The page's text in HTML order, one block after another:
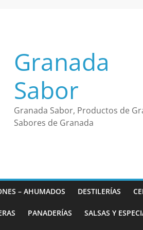
Granada
Sabor
Granada Sabor, Productos de
Sabores de Granada
– AHUMADOS DESTILERÍAS
PANADERÍAS SALSAS Y